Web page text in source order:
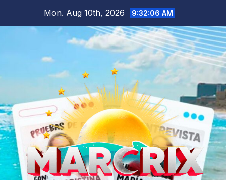
Mon. Aug 10th, 2026 9:32:08 AM